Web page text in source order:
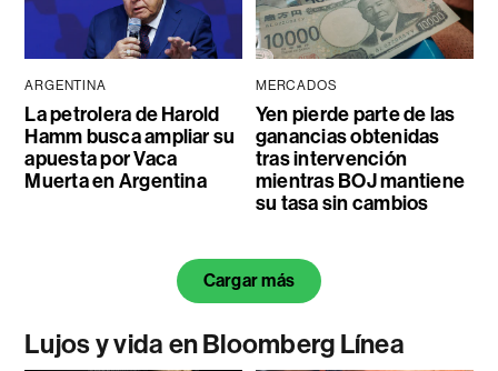
ARGENTINA
La petrolera de Harold
Hamm busca ampliar su
apuesta por Vaca
Muerta en Argentina
MERCADOS
Yen pierde parte de las
ganancias obtenidas
tras intervención
mientras BOJ mantiene
su tasa sin cambios
Cargar más
Lujos y vida en Bloomberg Línea